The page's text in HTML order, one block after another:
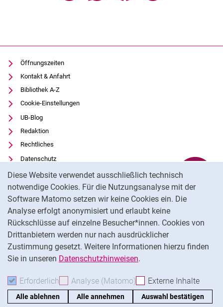
Diese Website verwendet ausschließlich technisch
notwendige Cookies. Für die Nutzungsanalyse mit der
Software Matomo setzen wir keine Cookies ein. Die
Analyse erfolgt anonymisiert und erlaubt keine
Rückschlüsse auf einzelne Besucher*innen. Cookies von
Drittanbietern werden nur nach ausdrücklicher
Zustimmung gesetzt. Weitere Informationen hierzu finden
Sie in unseren Datenschutzhinweisen.
Erforderlich Erforderliche Cookies akzeptieren
Analyse (Matomo) Analyse-Cookies
Externe Inhalte
Alle ablehnen Alle annehmen Auswahl bestätigen
Öffnungszeiten
Kontakt & Anfahrt
Bibliothek A-Z
Cookie-Einstellungen
UB-Blog
Redaktion
Rechtliches
Datenschutz
Barrierefreiheit
Transparenter KI-Einsatz
Impressum
Externer Link: Universität Kassel auf
Facebook (öffnet neues Fenster)
Externer Link: Universität Kassel auf
Youtube(öffnet neues Fenster)
Externer Link: Universität Kassel auf
Instagram (öffnet neues Fenster)